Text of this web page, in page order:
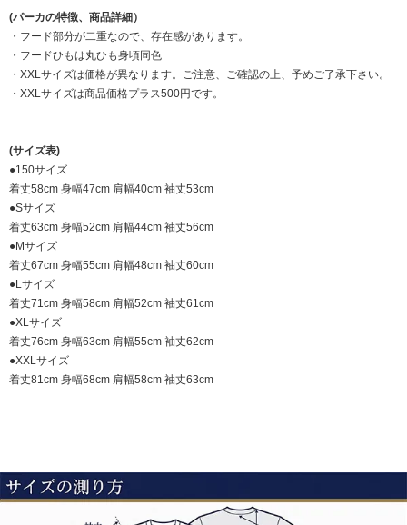
(パーカの特徴、商品詳細）
・フード部分が二重なので、存在感があります。
・フードひもは丸ひも身頃同色
・XXLサイズは価格が異なります。ご注意、ご確認の上、予めご了承下さい。
・XXLサイズは商品価格プラス500円です。
(サイズ表)
●150サイズ
着丈58cm 身幅47cm 肩幅40cm 袖丈53cm
●Sサイズ
着丈63cm 身幅52cm 肩幅44cm 袖丈56cm
●Mサイズ
着丈67cm 身幅55cm 肩幅48cm 袖丈60cm
●Lサイズ
着丈71cm 身幅58cm 肩幅52cm 袖丈61cm
●XLサイズ
着丈76cm 身幅63cm 肩幅55cm 袖丈62cm
●XXLサイズ
着丈81cm 身幅68cm 肩幅58cm 袖丈63cm